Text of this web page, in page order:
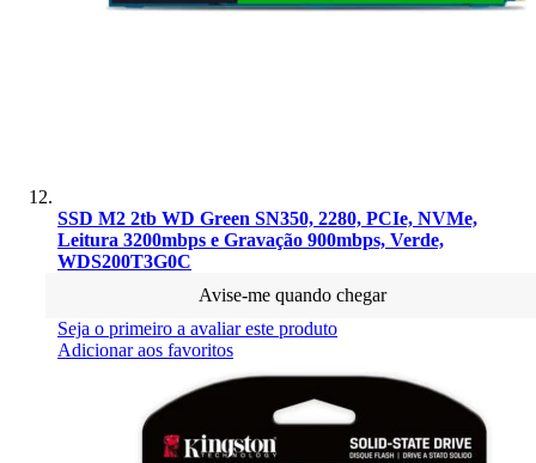
SSD M2 2tb WD Green SN350, 2280, PCIe, NVMe,
Leitura 3200mbps e Gravação 900mbps, Verde,
WDS200T3G0C
Avise-me quando chegar
Seja o primeiro a avaliar este produto
Adicionar aos favoritos